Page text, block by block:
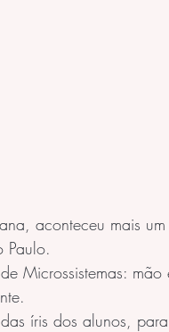
aconteceu mais
Paulo.
Microssistemas:
das íris dos alunos,